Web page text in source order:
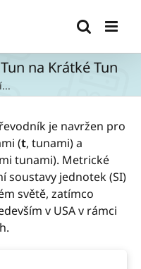
na Krátké Tun
je navržen pro
(t, tunami) a
tunami). Metrické
soustavy jednotek (SI)
světě, zatímco
v USA v rámci